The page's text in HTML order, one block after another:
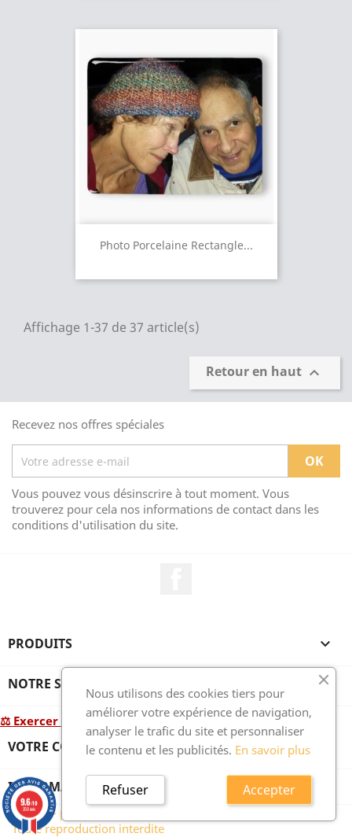
Photo Porcelaine Rectangle...
Affichage 1-37 de 37 article(s)
Retour en haut 
Recevez nos offres spéciales
Vous pouvez vous désinscrire à tout moment. Vous
trouverez pour cela nos informations de contact dans les
conditions d'utilisation du site.
PRODUITS 
NOTRE SOCIÉTÉ 
⚖ Exercer mon droit de rétractation
VOTRE COMPTE
INFORMATIONS
© 2026 - photo-porcelaine.fr, développé par Wess France -
Toute reproduction interdite
Nous utilisons des cookies tiers pour
améliorer votre expérience de navigation,
analyser le trafic du site et personnaliser
le contenu et les publicités. En savoir plus
Accepter
Refuser
9.6/10
250 avis